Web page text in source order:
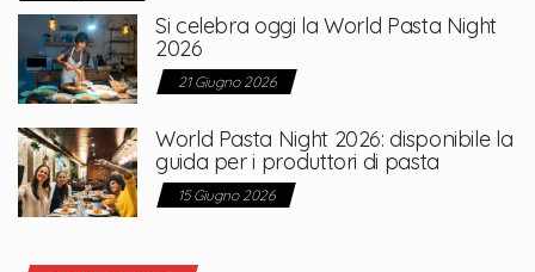
Si celebra oggi la World Pasta Night
2026
21 Giugno 2026
World Pasta Night 2026: disponibile la
guida per i produttori di pasta
15 Giugno 2026